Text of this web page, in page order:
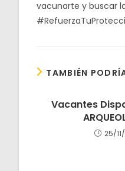
vacunarte y buscar
TAMBIÉN
Vacantes
25/